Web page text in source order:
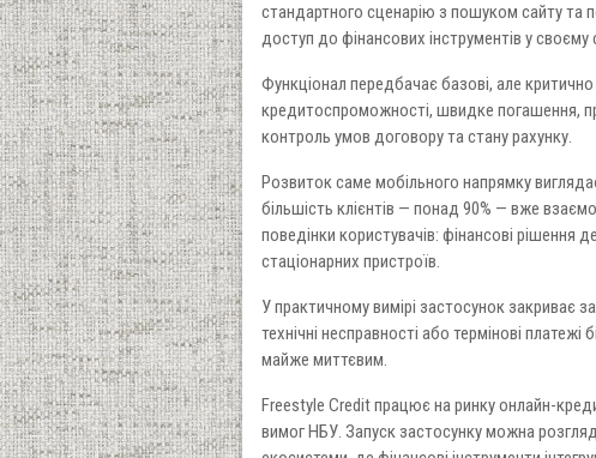
стандартного сценарію з пошуком сайту та
доступ до фінансових інструментів у своєму
Функціонал передбачає базові, але
кредитоспроможності, швидке погашення,
контроль умов договору та стану рахунку.
Розвиток саме мобільного напрямку
більшість клієнтів — понад 90% — вже
поведінки користувачів: фінансові рішення
стаціонарних пристроїв.
У практичному вимірі застосунок закриває
технічні несправності або термінові
майже миттєвим.
Freestyle Credit працює на ринку онлайн-
вимог НБУ. Запуск застосунку можна